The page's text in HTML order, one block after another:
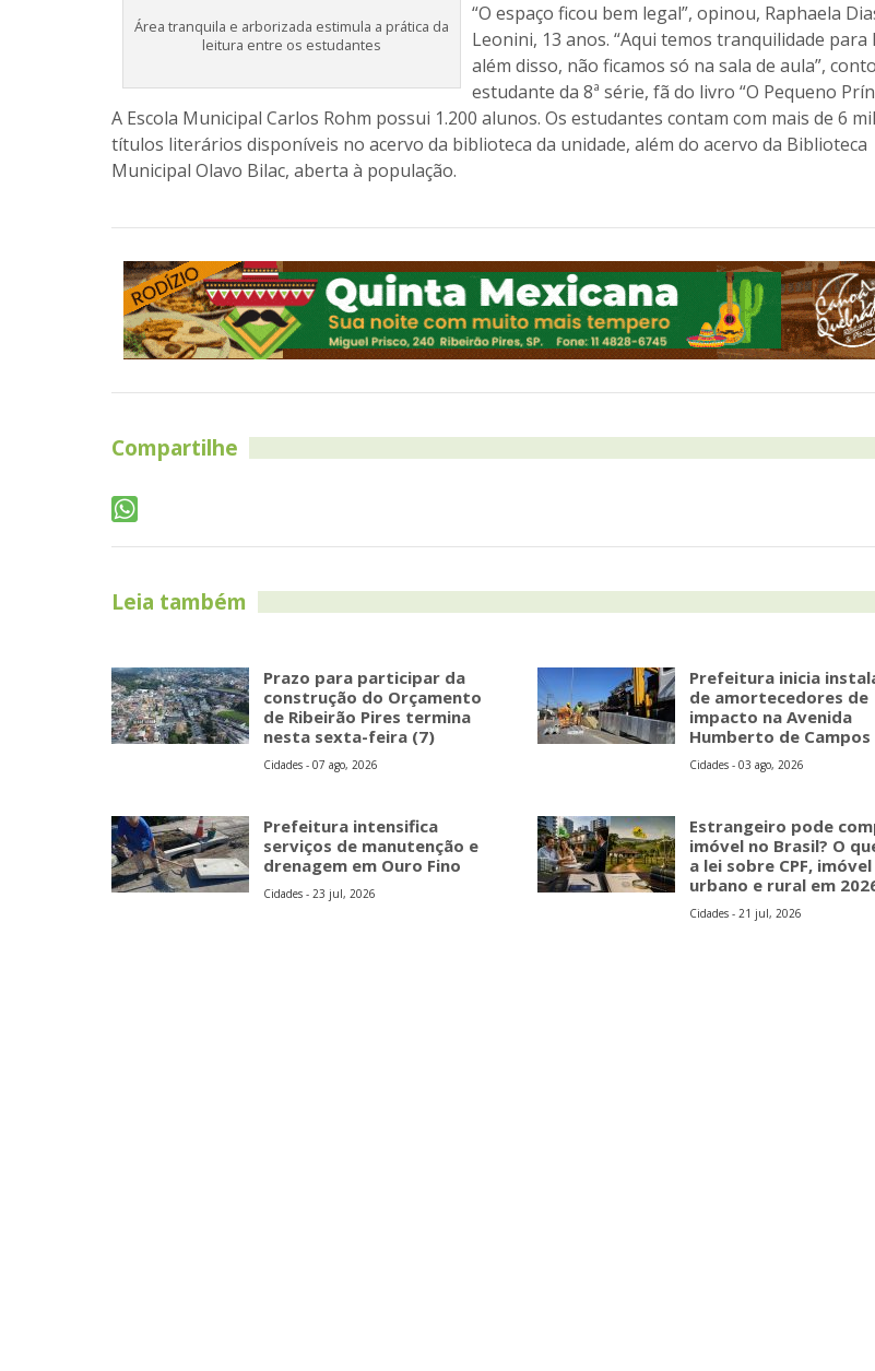
Área tranquila e arborizada estimula a prática da
leitura entre os estudantes
“O espaço ficou bem legal”, opinou, Raphaela
Leonini, 13 anos. “Aqui temos tranquilidade para
além disso, não ficamos só na sala de aula”,
estudante da 8ª série, fã do livro “O Pequeno
A Escola Municipal Carlos Rohm possui 1.200 alunos. Os estudantes contam com mais de 6 mil
títulos literários disponíveis no acervo da biblioteca da unidade, além do acervo da Biblioteca
Municipal Olavo Bilac, aberta à população.
Compartilhe
Leia também
Prazo para participar da
construção do Orçamento
de Ribeirão Pires termina
nesta sexta-feira (7)
Cidades - 07 ago, 2026
Prefeitura inicia
de amortecedores de
impacto na Avenida
Humberto de Campos
Cidades - 03 ago, 2026
Prefeitura intensifica
serviços de manutenção e
drenagem em Ouro Fino
Cidades - 23 jul, 2026
Estrangeiro pode
imóvel no Brasil? O
a lei sobre CPF, imóvel
urbano e rural em
Cidades - 21 jul, 2026